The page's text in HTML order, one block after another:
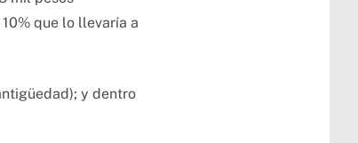
que lo llevaría a
y dentro